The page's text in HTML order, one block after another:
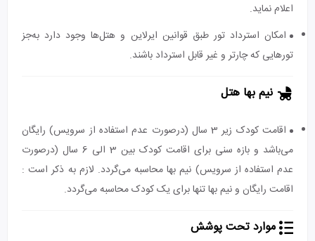
اعلام نماید.
امکان استرداد تور طبق قوانین ایرلاین و هتل‌ها وجود دارد به‌جز
تورهایی که چارتر و غیر قابل استرداد باشند.
نیم بها هتل
اقامت کودک زیر 3 سال (درصورت عدم استفاده از سرویس) رایگان
می‌باشد و بازه سنی برای اقامت کودک بین 3 الی 6 سال (درصورت
عدم استفاده از سرویس) نیم بها محاسبه می‌گردد. لازم به ذکر است :
اقامت رایگان و نیم بها تنها برای یک کودک محاسبه می‌گردد.
موارد تحت پوشش